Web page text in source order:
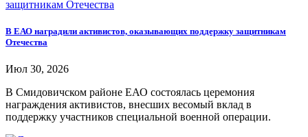
В ЕАО наградили активистов, оказывающих поддержку защитникам
Отечества
Июл 30, 2026
В Смидовичском районе ЕАО состоялась церемония
награждения активистов, внесших весомый вклад в
поддержку участников специальной военной операции.